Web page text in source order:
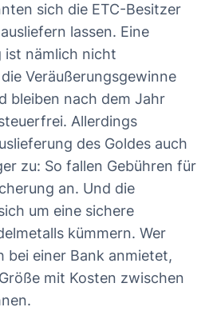
sich die ETC-Besitzer
lassen. Eine
ist nämlich nicht
Veräußerungsgewinne
bleiben nach dem Jahr
Allerdings
des Goldes auch
zu: So fallen Gebühren für
an. Und die
um eine sichere
kümmern. Wer
bei einer Bank anmietet,
mit Kosten zwischen